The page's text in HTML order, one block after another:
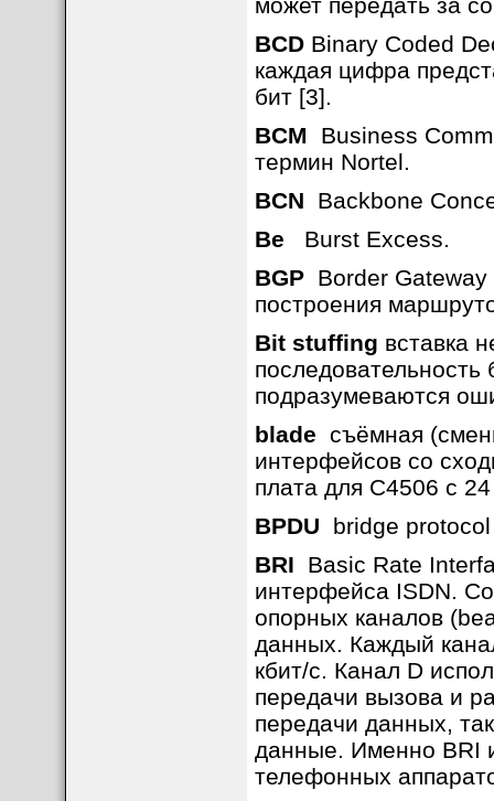
BCDBinary Coded
каждая цифра
бит [3].
BCM Business
термин Nortel.
BCN Backbone
Be Burst Excess.
BGPBorder Gateway
построения
Bit stuffing вставка
подразумеваются
blade съёмная
интерфейсов со
плата для C4506 с
BPDU bridge
BRI Basic Rate
интерфейса ISDN.
опорных каналов
данных. Каждый
кбит/с. Канал D
передачи вызова и
передачи данных,
данные. Именно BRI
телефонных